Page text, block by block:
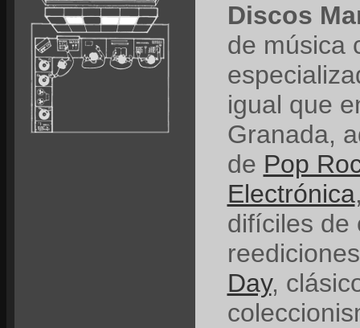
Discos
de música
igual que
Granada,
de Pop
Electrónica
difíciles de
Day,